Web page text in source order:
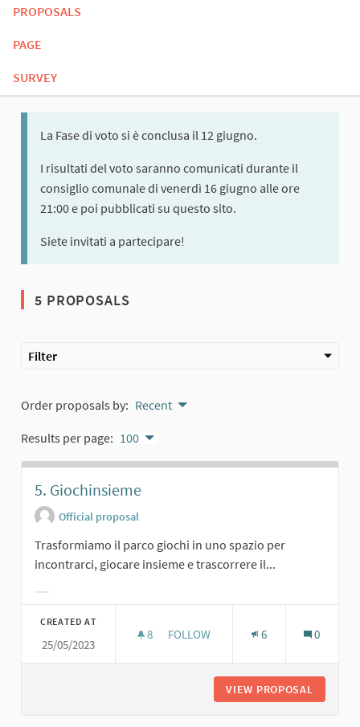
PROPOSALS
PAGE
SURVEY
La Fase di voto si è conclusa il 12 giugno.
I risultati del voto saranno comunicati durante il
consiglio comunale di venerdì 16 giugno alle ore
21:00 e poi pubblicati su questo sito.
Siete invitati a partecipare!
5 PROPOSALS
Filter
Order proposals by: Recent
Results per page: 100
5. Giochinsieme
Official proposal
Trasformiamo il parco giochi in uno spazio per
incontrarci, giocare insieme e trascorrere il...
CREATED AT
25/05/2023
8 8 FOLLOWERS
FOLLOW 6 0
VIEW PROPOSAL